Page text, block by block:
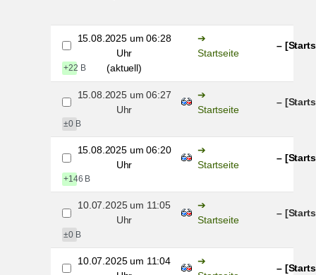
15.08.2025 um 06:28
Uhr
Startseite
–
+22 B (aktuell)
15.08.2025 um 06:27
Uhr
Startseite
–
±0 B
15.08.2025 um 06:20
Uhr
Startseite
–
+146 B
10.07.2025 um 11:05
Uhr
Startseite
–
±0 B
10.07.2025 um 11:04
–